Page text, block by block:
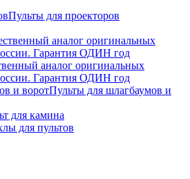
Пульты для проекторов
аналог оригинальных
Гарантия ОДИН год
Пульты для шлагбаумов и
для камина
для пультов